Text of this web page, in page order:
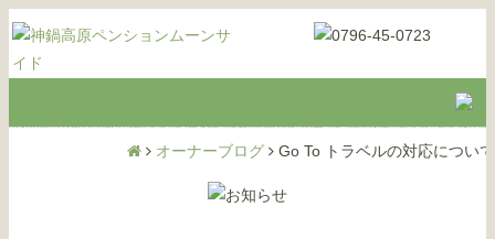
オーナーブログ Go To トラベルの対応について